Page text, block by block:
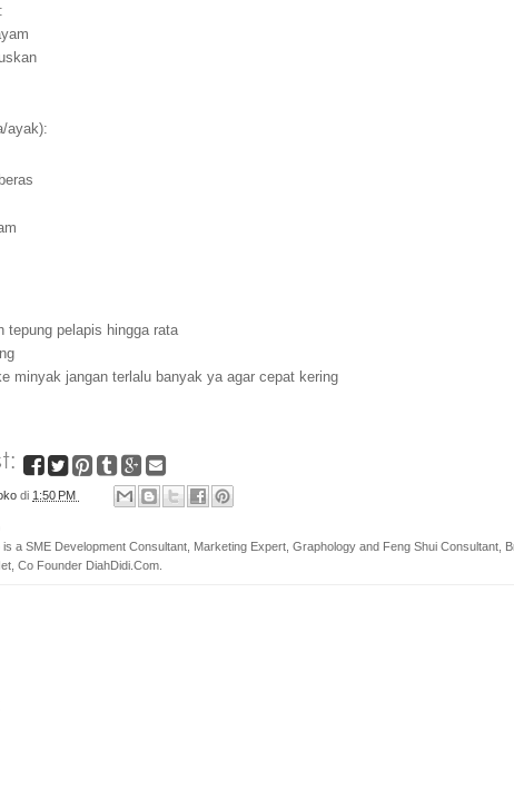
ayak):
tepung pelapis hingga rata
minyak jangan terlalu banyak ya agar cepat kering
di 1:50 PM
a SME Development Consultant, Marketing Expert, Graphology and Feng Shui Consultant,
Co Founder DiahDidi.Com.